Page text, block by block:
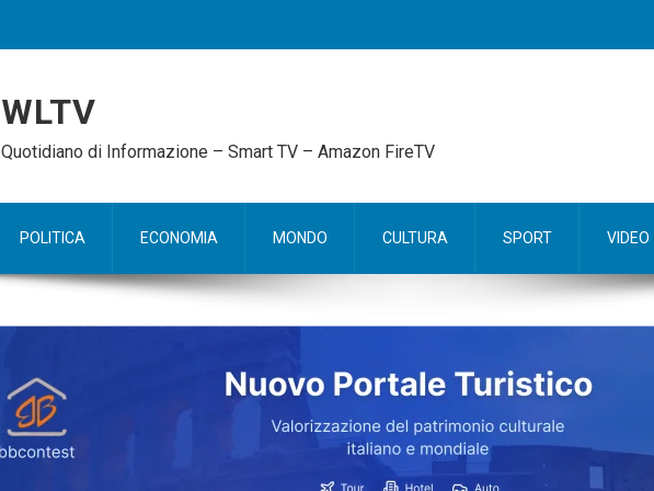
WLTV
Quotidiano di Informazione – Smart TV – Amazon FireTV
POLITICA ECONOMIA MONDO CULTURA SPORT VIDEO